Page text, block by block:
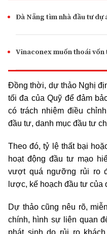
Đà Nẵng tìm nhà đầu tư dự
Vinaconex muốn thoái vốn
Đồng thời, dự thảo Nghị
tối đa của Quỹ để đảm
có trách nhiệm điều
đầu tư, danh mục đầu tư
Theo đó, tỷ lệ thất bại
hoạt động đầu tư mạo
vượt quá ngưỡng rủi ro
lược, kế hoạch đầu tư của
Dự thảo cũng nêu rõ,
chính, hình sự liên quan
phát sinh do rủi ro